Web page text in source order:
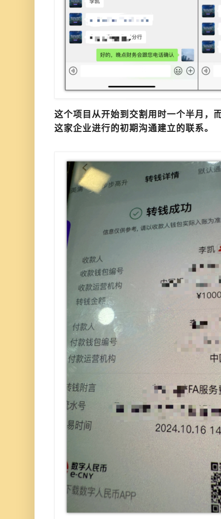
这个项目从开始到交割用时一个半月，
这家企业进行的初期沟通建立的联系。